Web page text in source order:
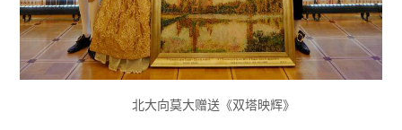
北大向莫大赠送《双塔映辉》